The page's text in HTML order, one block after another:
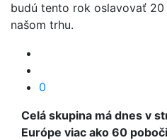
budú tento rok oslavovať
našom trhu.
0
Celá skupina má dnes v
Európe viac ako 60